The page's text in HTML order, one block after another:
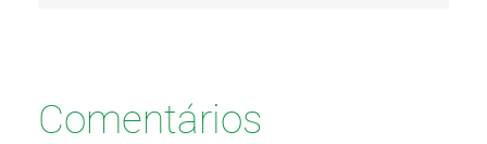
Comentários